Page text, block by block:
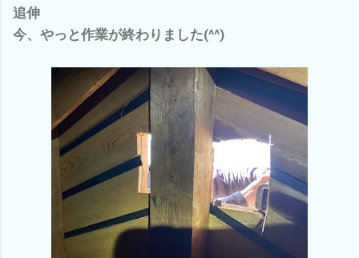
追伸
今、やっと作業が終わりました(^^)